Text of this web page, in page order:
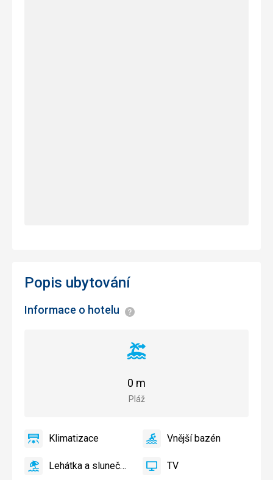
Popis ubytování
Informace o hotelu Informace
Vzdálenost
pláže
Pláž
0 m
Klimatizace
Klimatizace
ano
VnějšíVnější bazén
ano
Lehátka
Lehátka a slunečníky u bazénu zdarma
ano TV TV
ano